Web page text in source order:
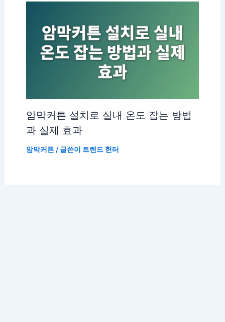
암막커튼 설치로 실내 온도 잡는 방법
과 실제 효과
암막커튼/ 글쓴이 트렌드 헌터